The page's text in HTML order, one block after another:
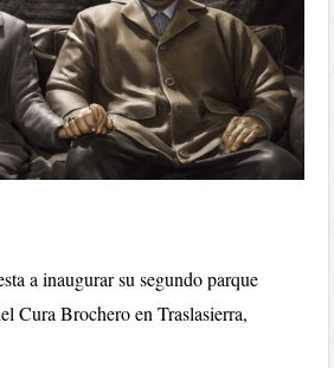
a inaugurar su segundo parque
Cura Brochero en Traslasierra,